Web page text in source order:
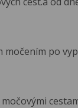
močením po